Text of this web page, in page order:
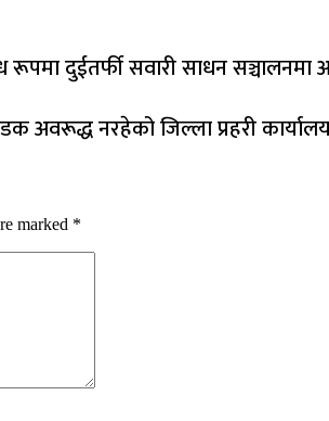
रूपमा दुईतर्फी सवारी साधन
अवरूद्ध नरहेको जिल्ला प्रहरी
marked *